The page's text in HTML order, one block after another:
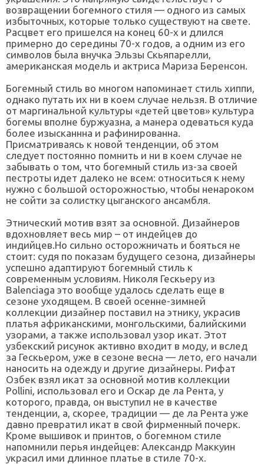
возвращении богемного стиля — одного из самых
избыточных, которые только существуют на свете.
Расцвет его пришелся на конец 60-х и длился
примерно до середины 70-х годов, а одним из его
символов была внучка Эльзы Скьяпарелли,
американская модель и актриса Мариза Беренсон.
Богемный стиль во многом напоминает стиль хиппи,
однако путать их ни в коем случае нельзя. В отличие
от маргинальной культуры «детей цветов» культура
богемы вполне буржуазна, а манера одеваться куда
более изысканнна и рафинированна.
Присматриваясь к новой тенденции, об этом
следует постоянно помнить и ни в коем случае не
забывать о том, что богемный стиль из-за своей
пестроты идет далеко не всем: относиться к нему
нужно с большой осторожностью, чтобы ненароком
не сойти за солистку цыганского ансамбля.
Этнический мотив взят за основной. Дизайнеров
вдохновляет весь мир – от индейцев до
индийцев.Но сильно осторожничать и бояться не
стоит: судя по показам будущего сезона, дизайнеры
успешно адаптируют богемный стиль к
современным условиям. Николя Гескьеру из
Balenciaga это вообще удалось сделать еще в
сезоне уходящем. В своей осенне-зимней
коллекции дизайнер поставил на этнику, украсив
платья африканскими, монгольскими, балийскими
узорами, а также использовал узор икат. Этот
узбекский рисунок активно входит в моду, и вслед
за Гескьером, уже в сезоне весна — лето, его начали
наносить на одежду и другие дизайнеры. Рифат
Озбек взял икат за основной мотив коллекции
Pollini, использовал его и Оскар де ла Рента, у
которого, правда, он выступил не в качестве
тенденции, а, скорее, традиции — де ла Рента уже
давно превратил икат в свой фирменный почерк.
Кроме вышивок и принтов, о богемном стиле
напомнили перья индейцев: Александр Маккуин
украсил ими длинное платье в стиле 70-х.